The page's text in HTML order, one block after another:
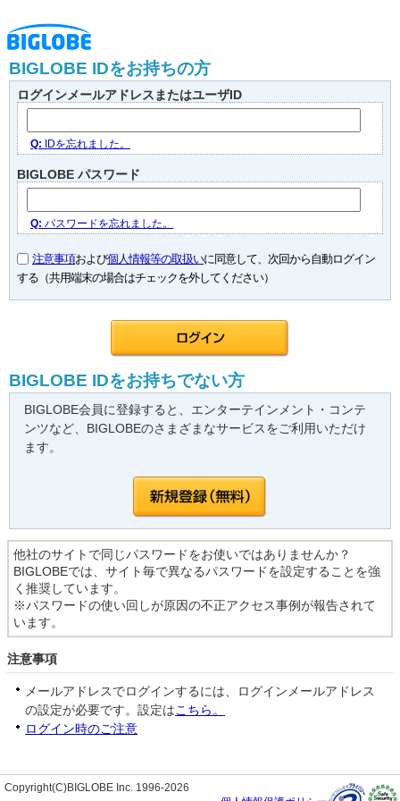
BIGLOBE IDをお持ちの方
ログインメールアドレスまたはユーザID
Q: IDを忘れました。
BIGLOBE パスワード
Q: パスワードを忘れました。
注意事項および個人情報等の取扱いに同意して、次回から自動ログイン
する（共用端末の場合はチェックを外してください）
BIGLOBE IDをお持ちでない方
BIGLOBE会員に登録すると、エンターテインメント・コンテ
ンツなど、BIGLOBEのさまざまなサービスをご利用いただけ
ます。
他社のサイトで同じパスワードをお使いではありませんか？
BIGLOBEでは、サイト毎で異なるパスワードを設定することを強
く推奨しています。
※パスワードの使い回しが原因の不正アクセス事例が報告されて
います。
注意事項
メールアドレスでログインするには、ログインメールアドレス
の設定が必要です。設定はこちら。
ログイン時のご注意
Copyright(C)BIGLOBE Inc. 1996-2026